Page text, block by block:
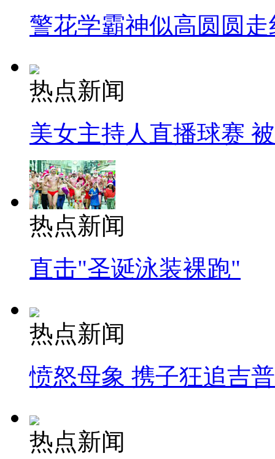
警花学霸神似高圆圆走
热点新闻
美女主持人直播球赛
热点新闻
直击"圣诞泳装裸跑"
热点新闻
愤怒母象 携子狂追吉
热点新闻